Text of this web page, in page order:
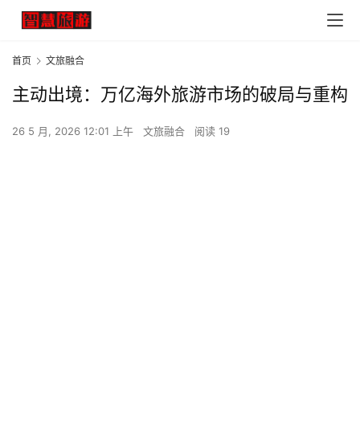
首页 文旅融合
主动出境：万亿海外旅游市场的破局与重构
26 5 月, 2026 12:01 上午 文旅融合 阅读 19